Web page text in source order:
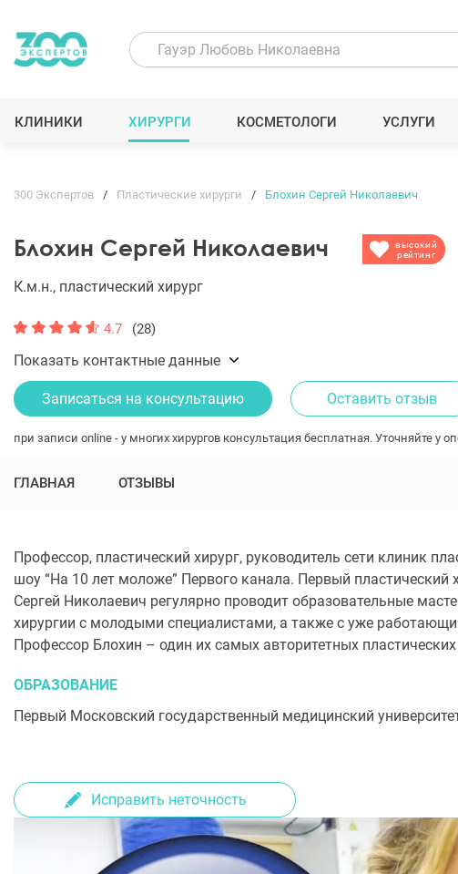
КЛИНИКИ ХИРУРГИ КОСМЕТОЛОГИ УСЛУГИ
300 Экспертов Пластические хирурги Блохин Сергей Николаевич
Блохин Сергей Николаевич
высокий
рейтинг
К.м.н., пластический хирург
4.7 (28)
Показать контактные данные
Записаться на консультацию Оставить отзыв
при записи online - у многих хирургов консультация бесплатная. Уточняйте у
ГЛАВНАЯ ОТЗЫВЫ
Профессор, пластический хирург, руководитель сети клиник
шоу “На 10 лет моложе” Первого канала. Первый
Сергей Николаевич регулярно проводит образовательные
хирургии с молодыми специалистами, а также с уже
Профессор Блохин – один их самых авторитетных пластических
ОБРАЗОВАНИЕ
Первый Московский государственный медицинский
Исправить неточность